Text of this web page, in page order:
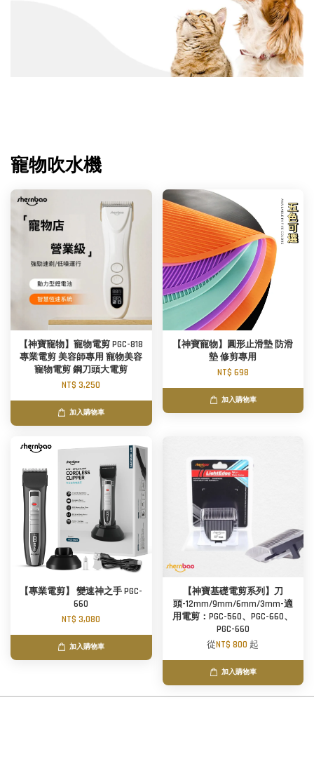
寵物吹水機
【神寶寵物】寵物電剪 PGC-818
專業電剪 美容師專用 寵物美容
寵物電剪 鋼刀頭大電剪
NT$ 3,250
加入購物車
【神寶寵物】圓形止滑墊 防滑
墊 修剪專用
NT$ 698
加入購物車
【專業電剪】 變速神之手 PGC-
660
NT$ 3,080
加入購物車
【神寶基礎電剪系列】刀
頭-12mm/9mm/6mm/3mm-適
用電剪：PGC-560、PGC-660、
PGC-660
從NT$ 800 起
加入購物車